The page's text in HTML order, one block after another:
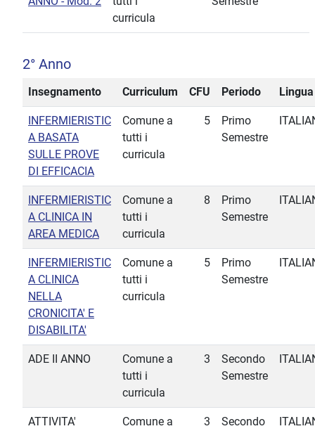
curricula
2° Anno
Insegnamento Curriculum CFU Periodo Lingua
INFERMIERISTIC
A BASATA
SULLE PROVE
DI EFFICACIA
Comune a
tutti i
curricula
5
Primo
Semestre
INFERMIERISTIC
A CLINICA IN
AREA MEDICA
Comune a
tutti i
curricula
8
Primo
Semestre
INFERMIERISTIC
A CLINICA
NELLA
CRONICITA' E
DISABILITA'
Comune a
tutti i
curricula
5
Primo
Semestre
ADE II ANNO
Comune a
tutti i
curricula
3
Secondo
Semestre
ATTIVITA'
Comune a
3
Secondo